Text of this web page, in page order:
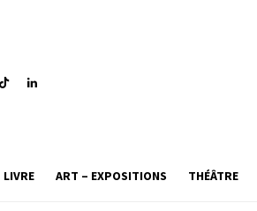
LIVRE ART – EXPOSITIONS THÉÂTRE